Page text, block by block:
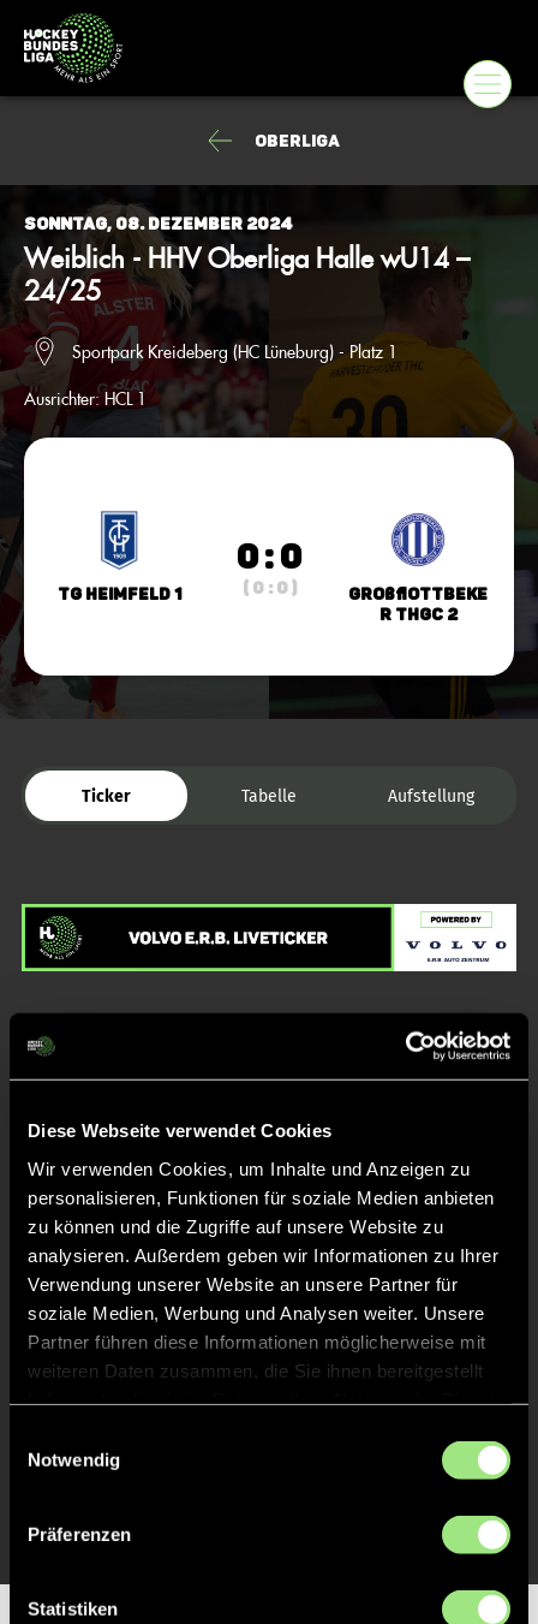
Diese Webseite verwendet Cookies
Wir verwenden Cookies, um Inhalte und Anzeigen zu
personalisieren, Funktionen für soziale Medien anbieten
zu können und die Zugriffe auf unsere Website zu
analysieren. Außerdem geben wir Informationen zu Ihrer
Verwendung unserer Website an unsere Partner für
soziale Medien, Werbung und Analysen weiter. Unsere
Partner führen diese Informationen möglicherweise mit
weiteren Daten zusammen, die Sie ihnen bereitgestellt
Notwendig
Präferenzen
Statistiken
Oberliga
Sonntag, 08. Dezember 2024
Weiblich - HHV Oberliga Halle wU14 –
24/25
Sportpark Kreideberg (HC Lüneburg) - Platz 1
Ausrichter:HCL 1
TG Heimfeld 1
0 : 0
( 0 : 0 )
Großflottbeke
r THGC 2
Ticker Tabelle Aufstellung
Liveticker